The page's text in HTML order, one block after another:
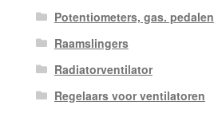
Potentiometers, gas. pedalen
Raamslingers
Radiatorventilator
Regelaars voor ventilatoren